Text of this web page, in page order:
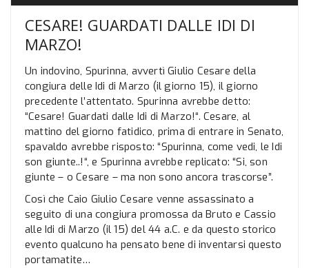
CESARE! GUARDATI DALLE IDI DI
MARZO!
Un indovino, Spurinna, avvertì Giulio Cesare della
congiura delle Idi di Marzo (il giorno 15), il giorno
precedente l’attentato. Spurinna avrebbe detto:
“Cesare! Guardati dalle Idi di Marzo!“. Cesare, al
mattino del giorno fatidico, prima di entrare in Senato,
spavaldo avrebbe risposto: “Spurinna, come vedi, le Idi
son giunte..!“, e Spurinna avrebbe replicato: “Si, son
giunte – o Cesare – ma non sono ancora trascorse”.
Così che Caio Giulio Cesare venne assassinato a
seguito di una congiura promossa da Bruto e Cassio
alle Idi di Marzo (il 15) del 44 a.C. e da questo storico
evento qualcuno ha pensato bene di inventarsi questo
portamatite…